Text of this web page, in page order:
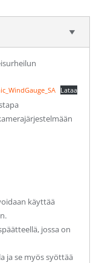
Lataa
käyttää
jossa on
ja se myös syöttää